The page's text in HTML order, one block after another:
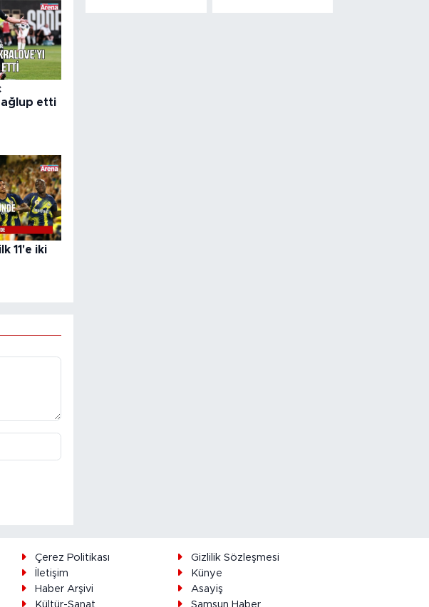
etti
11'e iki
Çerez Politikası
Gizlilik Sözleşmesi
İletişim
Künye
Haber Arşivi
Asayiş
Kültür-Sanat
Samsun Haber